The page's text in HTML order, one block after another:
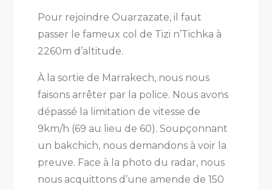
Pour rejoindre Ouarzazate, il faut
passer le fameux col de Tizi n’Tichka à
2260m d’altitude.
À la sortie de Marrakech, nous nous
faisons arrêter par la police. Nous avons
dépassé la limitation de vitesse de
9km/h (69 au lieu de 60). Soupçonnant
un bakchich, nous demandons à voir la
preuve. Face à la photo du radar, nous
nous acquittons d’une amende de 150